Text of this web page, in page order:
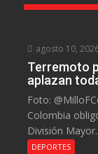
agosto 10,
Terremoto
aplazan
Foto:
Colombia
División
DEPORTES